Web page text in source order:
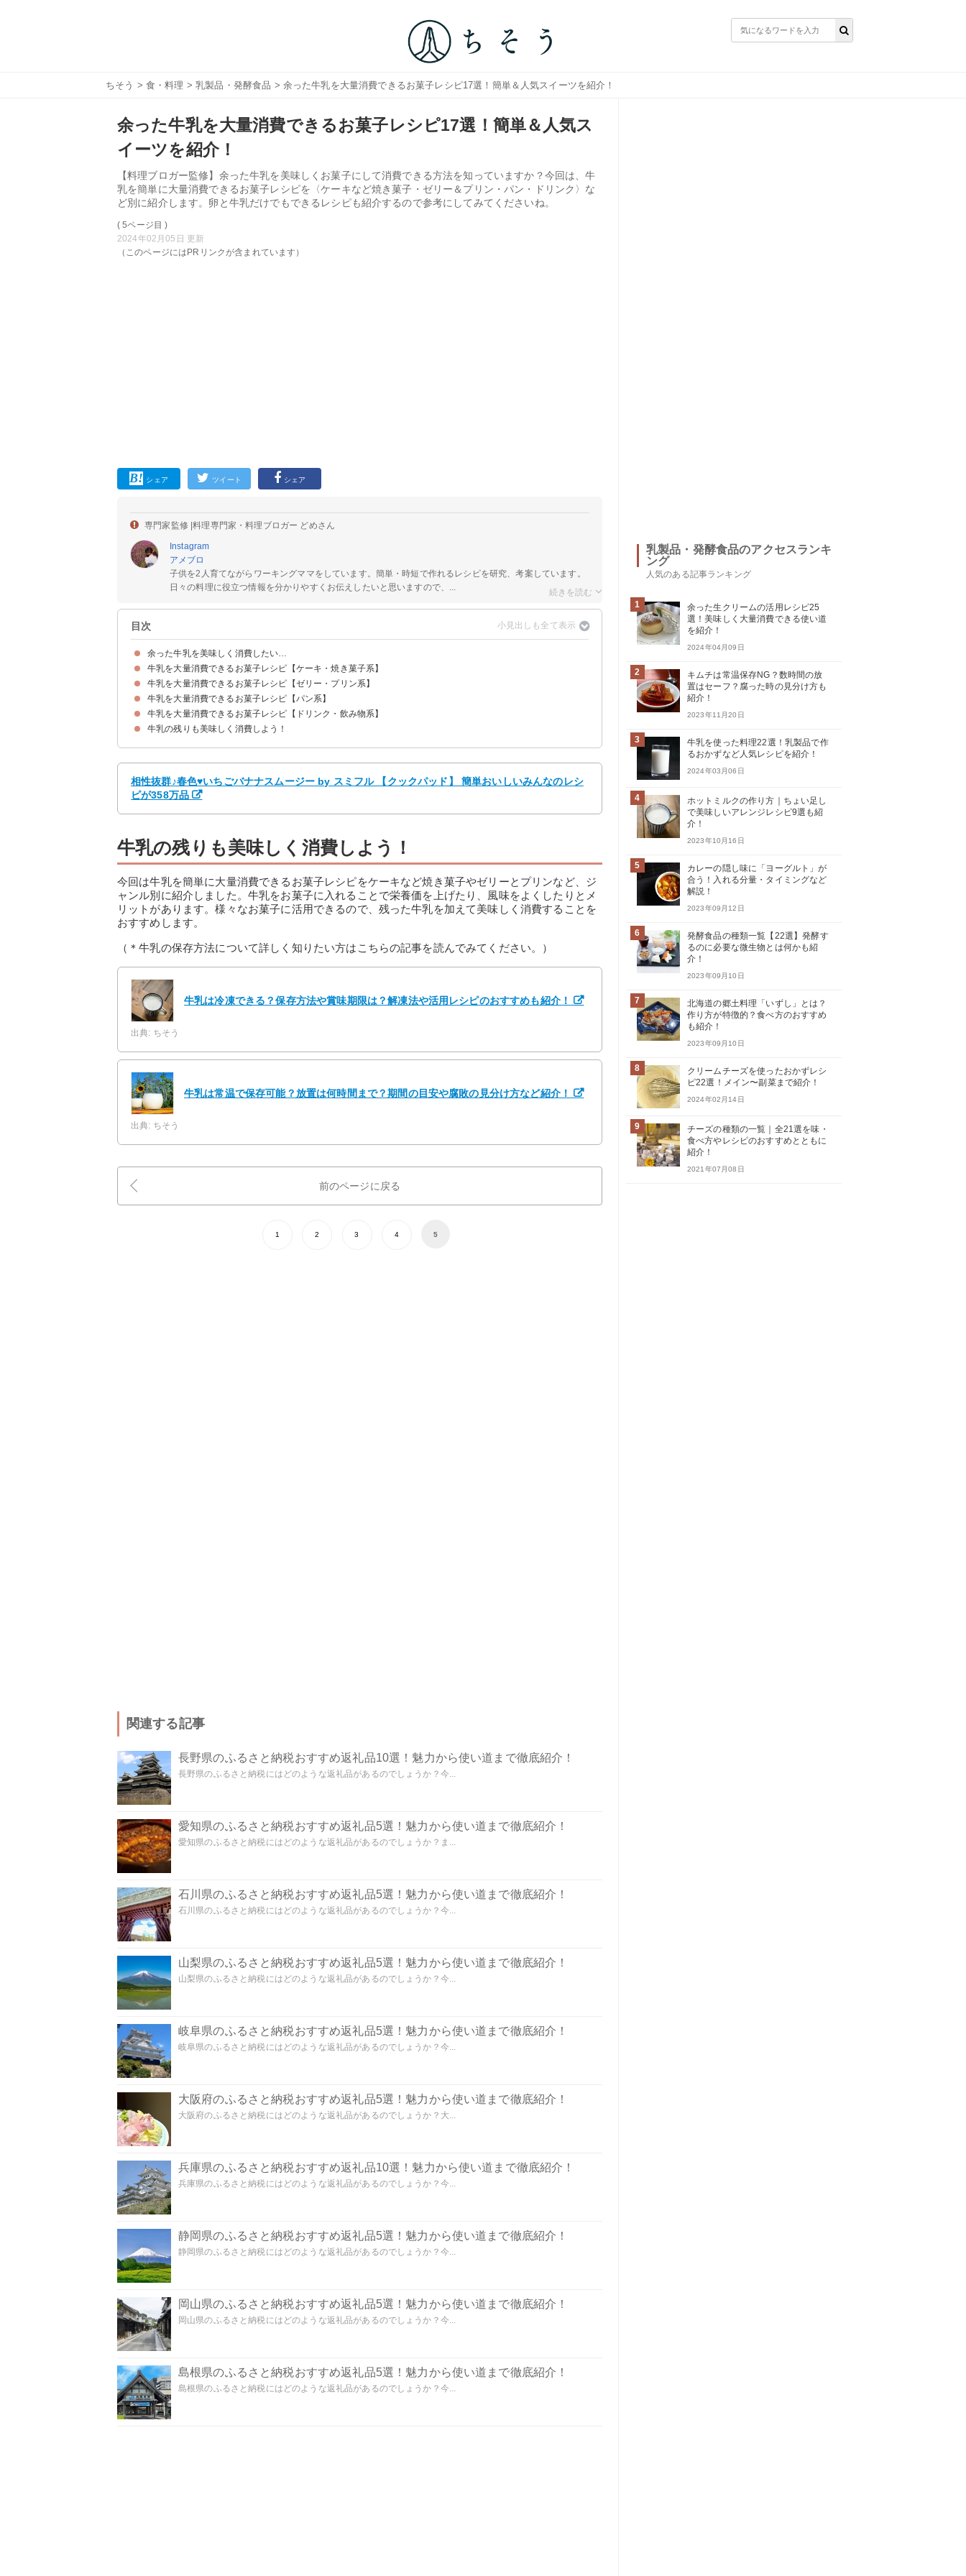
ちそう > 食・料理 >乳製品・発酵食品 > 余った牛乳を大量消費できるお菓子レシピ17選！簡単＆人気スイーツを紹介！
余った牛乳を大量消費できるお菓子レシピ17選！簡単＆人気ス
イーツを紹介！
【料理ブロガー監修】余った牛乳を美味しくお菓子にして消費できる方法を知っていますか？今回は、牛
乳を簡単に大量消費できるお菓子レシピを〈ケーキなど焼き菓子・ゼリー＆プリン・パン・ドリンク〉な
ど別に紹介します。卵と牛乳だけでもできるレシピも紹介するので参考にしてみてくださいね。
( 5ページ目 )
2024年02月05日 更新
（このページにはPRリンクが含まれています）
シェア ツイート シェア
専門家監修 |料理専門家・料理ブロガー どめさん
Instagram
アメブロ
子供を2人育てながらワーキングママをしています。簡単・時短で作れるレシピを研究、考案しています。
日々の料理に役立つ情報を分かりやすくお伝えしたいと思いますので、...
目次
余った牛乳を美味しく消費したい…
牛乳を大量消費できるお菓子レシピ【ケーキ・焼き菓子系】
①パウンドケーキ
②スイートポテト
③クッキー
④カヌレ
牛乳を大量消費できるお菓子レシピ【ゼリー・プリン系】
①レアチーズケーキ
②牛乳プリン
③ティラミス
④ババロア
⑤ブラマンジェ
牛乳を大量消費できるお菓子レシピ【パン系】
①すぐできるフレンチトースト
②蒸しパン
③牛乳食パン
④メープルミルクパン
牛乳を大量消費できるお菓子レシピ【ドリンク・飲み物系】
①タピオカミルクティー
②ヨーグルト風ドリンク
③カフェオレ
④スムージー
牛乳の残りも美味しく消費しよう！
相性抜群♪春色♥いちごバナナスムージー by スミフル 【クックパッド】 簡単おいしいみんなのレシ
ピが358万品
牛乳の残りも美味しく消費しよう！
今回は牛乳を簡単に大量消費できるお菓子レシピをケーキなど焼き菓子やゼリーとプリンなど、ジ
ャンル別に紹介しました。牛乳をお菓子に入れることで栄養価を上げたり、風味をよくしたりとメ
リットがあります。様々なお菓子に活用できるので、残った牛乳を加えて美味しく消費することを
おすすめします。
（＊牛乳の保存方法について詳しく知りたい方はこちらの記事を読んでみてください。）
牛乳は冷凍できる？保存方法や賞味期限は？解凍法や活用レシピのおすすめも紹介！
出典: ちそう
牛乳は常温で保存可能？放置は何時間まで？期間の目安や腐敗の見分け方など紹介！
出典: ちそう
前のページに戻る
1 2 3 4 5
関連する記事
長野県のふるさと納税おすすめ返礼品10選！魅力から使い道まで徹底紹介！
長野県のふるさと納税にはどのような返礼品があるのでしょうか？今...
愛知県のふるさと納税おすすめ返礼品5選！魅力から使い道まで徹底紹介！
愛知県のふるさと納税にはどのような返礼品があるのでしょうか？ま...
石川県のふるさと納税おすすめ返礼品5選！魅力から使い道まで徹底紹介！
石川県のふるさと納税にはどのような返礼品があるのでしょうか？今...
山梨県のふるさと納税おすすめ返礼品5選！魅力から使い道まで徹底紹介！
山梨県のふるさと納税にはどのような返礼品があるのでしょうか？今...
岐阜県のふるさと納税おすすめ返礼品5選！魅力から使い道まで徹底紹介！
岐阜県のふるさと納税にはどのような返礼品があるのでしょうか？今...
大阪府のふるさと納税おすすめ返礼品5選！魅力から使い道まで徹底紹介！
大阪府のふるさと納税にはどのような返礼品があるのでしょうか？大...
兵庫県のふるさと納税おすすめ返礼品10選！魅力から使い道まで徹底紹介！
兵庫県のふるさと納税にはどのような返礼品があるのでしょうか？今...
静岡県のふるさと納税おすすめ返礼品5選！魅力から使い道まで徹底紹介！
静岡県のふるさと納税にはどのような返礼品があるのでしょうか？今...
岡山県のふるさと納税おすすめ返礼品5選！魅力から使い道まで徹底紹介！
岡山県のふるさと納税にはどのような返礼品があるのでしょうか？今...
島根県のふるさと納税おすすめ返礼品5選！魅力から使い道まで徹底紹介！
島根県のふるさと納税にはどのような返礼品があるのでしょうか？今...
乳製品・発酵食品のアクセスランキ
ング
人気のある記事ランキング
1
余った生クリームの活用レシピ25
選！美味しく大量消費できる使い道
を紹介！
2024年04月09日
2
キムチは常温保存NG？数時間の放
置はセーフ？腐った時の見分け方も
紹介！
2023年11月20日
3
牛乳を使った料理22選！乳製品で作
るおかずなど人気レシピを紹介！
2024年03月06日
4
ホットミルクの作り方｜ちょい足し
で美味しいアレンジレシピ9選も紹
介！
2023年10月16日
5
カレーの隠し味に「ヨーグルト」が
合う！入れる分量・タイミングなど
解説！
2023年09月12日
6
発酵食品の種類一覧【22選】発酵す
るのに必要な微生物とは何かも紹
介！
2023年09月10日
7
北海道の郷土料理「いずし」とは？
作り方が特徴的？食べ方のおすすめ
も紹介！
2023年09月10日
8
クリームチーズを使ったおかずレシ
ピ22選！メイン〜副菜まで紹介！
2024年02月14日
9
チーズの種類の一覧｜全21選を味・
食べ方やレシピのおすすめとともに
紹介！
2021年07月08日